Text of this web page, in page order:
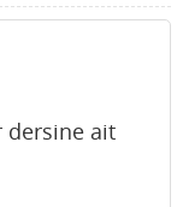
dersine ait